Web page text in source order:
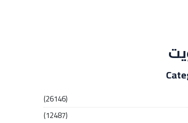
(26146)
(12487)